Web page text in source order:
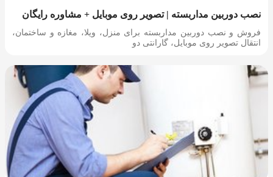
نصب دوربین مداربسته | تصویر روی موبایل + مشاوره رایگان
فروش و نصب دوربین مداربسته برای منزل، ویلا، مغازه و ساختمان،
انتقال تصویر روی موبایل، گارانتی دو